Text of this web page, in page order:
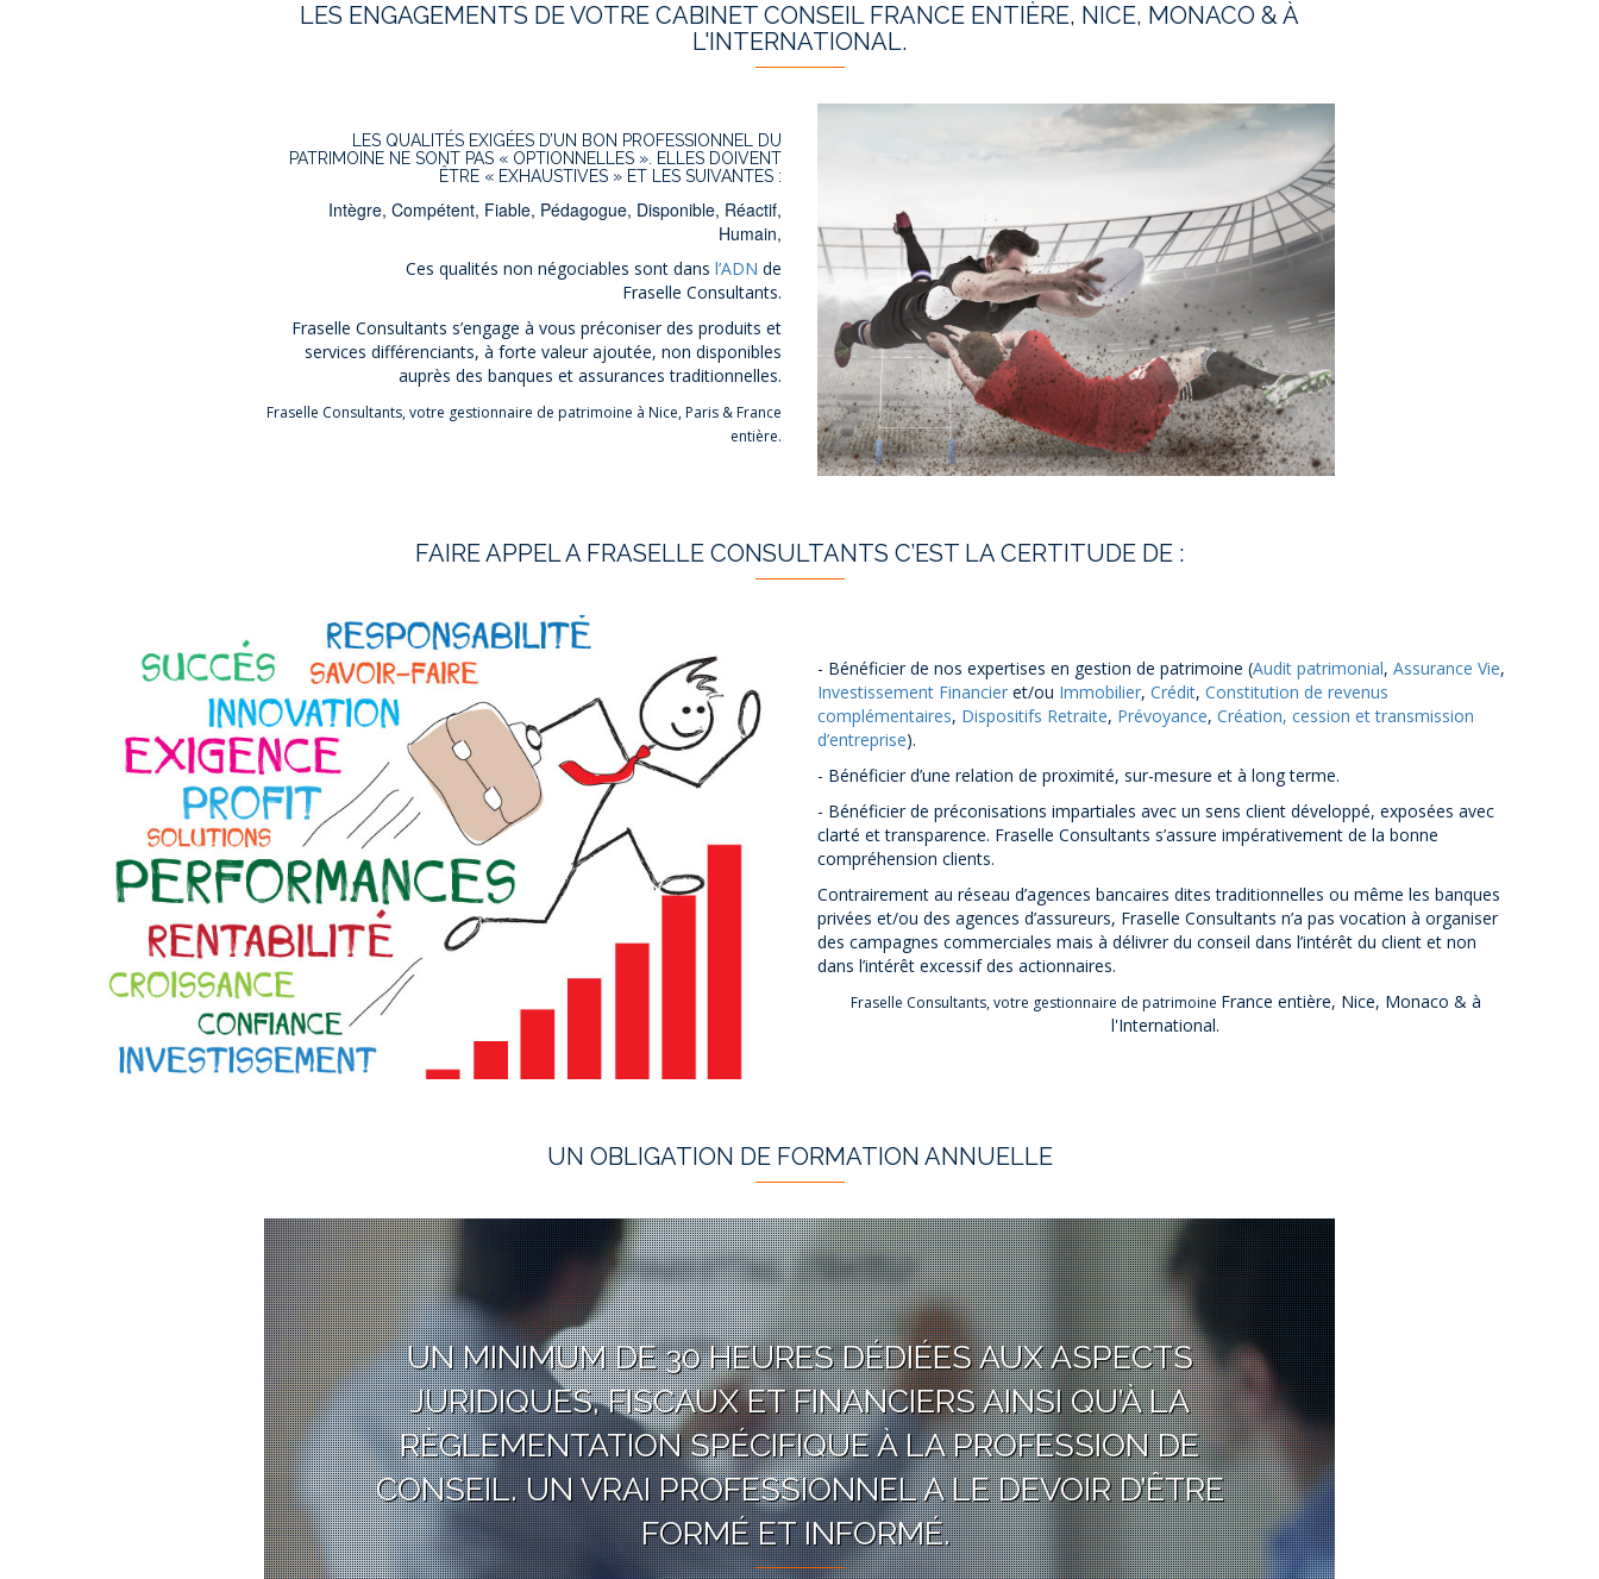
LES ENGAGEMENTS DE VOTRE CABINET CONSEIL FRANCE ENTIÈRE, NICE, MONACO & À
L'INTERNATIONAL.
LES QUALITÉS EXIGÉES D’UN BON PROFESSIONNEL DU
PATRIMOINE NE SONT PAS « OPTIONNELLES ». ELLES DOIVENT
ÊTRE « EXHAUSTIVES » ET LES SUIVANTES :
Intègre, Compétent, Fiable, Pédagogue, Disponible, Réactif,
Humain,
Ces qualités non négociables sont dans l’ADN de
Fraselle Consultants.
Fraselle Consultants s’engage à vous préconiser des produits et
services différenciants, à forte valeur ajoutée, non disponibles
auprès des banques et assurances traditionnelles.
Fraselle Consultants, votre gestionnaire de patrimoine à Nice, Paris & France
entière.
FAIRE APPEL A FRASELLE CONSULTANTS C’EST LA CERTITUDE DE :
- Bénéficier de nos expertises en gestion de patrimoine (Audit patrimonial, Assurance Vie,
Investissement Financier et/ou Immobilier, Crédit, Constitution de revenus
complémentaires, Dispositifs Retraite, Prévoyance, Création, cession et transmission
d’entreprise).
- Bénéficier d’une relation de proximité, sur-mesure et à long terme.
- Bénéficier de préconisations impartiales avec un sens client développé, exposées avec
clarté et transparence. Fraselle Consultants s’assure impérativement de la bonne
compréhension clients.
Contrairement au réseau d’agences bancaires dites traditionnelles ou même les banques
privées et/ou des agences d’assureurs, Fraselle Consultants n’a pas vocation à organiser
des campagnes commerciales mais à délivrer du conseil dans l’intérêt du client et non
dans l’intérêt excessif des actionnaires.
Fraselle Consultants, votre gestionnaire de patrimoine France entière, Nice, Monaco & à
l'International.
UN OBLIGATION DE FORMATION ANNUELLE
UN MINIMUM DE 30 HEURES DÉDIÉES AUX ASPECTS
JURIDIQUES, FISCAUX ET FINANCIERS AINSI QU’À LA
RÈGLEMENTATION SPÉCIFIQUE À LA PROFESSION DE
CONSEIL. UN VRAI PROFESSIONNEL A LE DEVOIR D’ÊTRE
FORMÉ ET INFORMÉ.